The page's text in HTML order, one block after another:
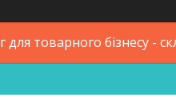
товарного бізнесу -